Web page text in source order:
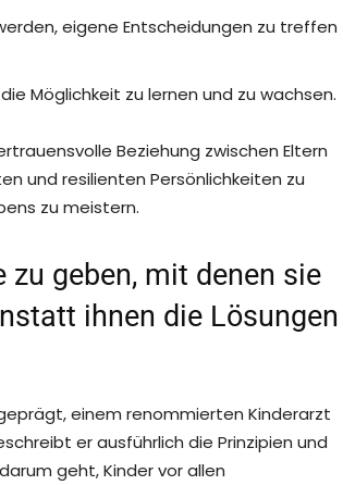
eigene Entscheidungen zu treffen
Möglichkeit zu lernen und zu wachsen.
Beziehung zwischen Eltern
und resilienten Persönlichkeiten zu
zu meistern.
zu geben, mit denen sie
ihnen die Lösungen
einem renommierten Kinderarzt
er ausführlich die Prinzipien und
geht, Kinder vor allen